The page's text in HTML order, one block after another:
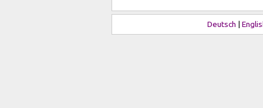
Deutsch |